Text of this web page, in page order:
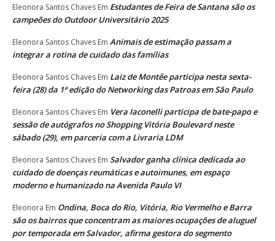
Eleonora Santos Chaves Em Estudantes de Feira de Santana são os
campeões do Outdoor Universitário 2025
Eleonora Santos Chaves Em Animais de estimação passam a
integrar a rotina de cuidado das famílias
Eleonora Santos Chaves Em Laiz de Montêe participa nesta sexta-
feira (28) da 1ª edição do Networking das Patroas em São Paulo
Eleonora Santos Chaves Em Vera Iaconelli participa de bate-papo e
sessão de autógrafos no Shopping Vitória Boulevard neste
sábado (29), em parceria com a Livraria LDM
Eleonora Santos Chaves Em Salvador ganha clínica dedicada ao
cuidado de doenças reumáticas e autoimunes, em espaço
moderno e humanizado na Avenida Paulo VI
Eleonora Em Ondina, Boca do Rio, Vitória, Rio Vermelho e Barra
são os bairros que concentram as maiores ocupações de aluguel
por temporada em Salvador, afirma gestora do segmento